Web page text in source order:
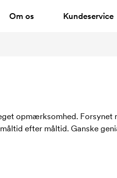
Om os Kundeservice
opmærksomhed. Forsynet
efter måltid. Ganske